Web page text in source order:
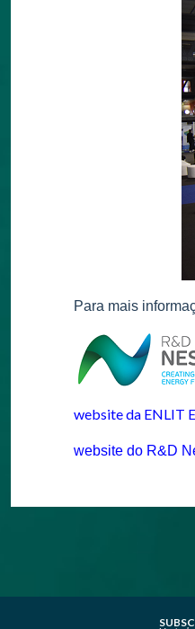
Para mais
website da ENLIT
website do R&D